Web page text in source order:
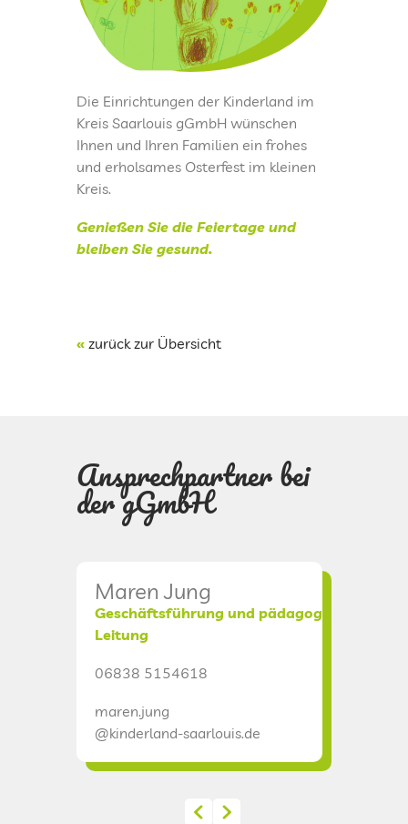
KINDERTAGESPFLEGE
KITAS IM KREIS SAARLOUIS
KINDERLAND
CAMPUS II
INTERNATIONAL
ÜBERHERRN
Die Einrichtungen der Kinderland im
Kreis Saarlouis gGmbH wünschen
Ihnen und Ihren Familien ein frohes
und erholsames Osterfest im kleinen
Kreis.
Genießen Sie die Feiertage und
bleiben Sie gesund.
« zurück zur Übersicht
Ansprechpartner bei
der gGmbH
Maren Jung
Geschäftsführung und pädagogische
Leitung
06838 5154618
maren.jung
@kinderland-saarlouis.de